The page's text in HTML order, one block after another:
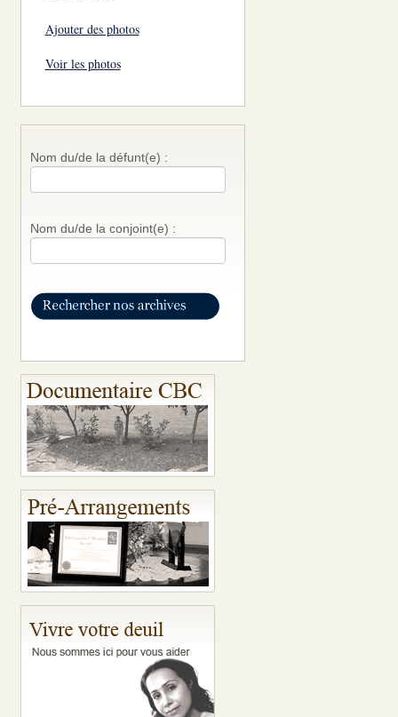
Ajouter des photos
Voir les photos
Nom du/de la défunt(e) :
Nom du/de la conjoint(e) :